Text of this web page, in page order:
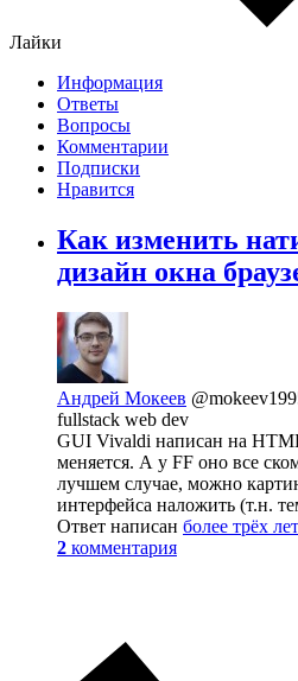
Лайки
Информация
Ответы
Вопросы
Комментарии
Подписки
Нравится
Как изменить
дизайн окна
Андрей Мокеев
fullstack web dev
GUI Vivaldi написан на
меняется. А у FF оно все
лучшем случае, можно
интерфейса наложить (т.н.
Ответ написан более трёх
2 комментария